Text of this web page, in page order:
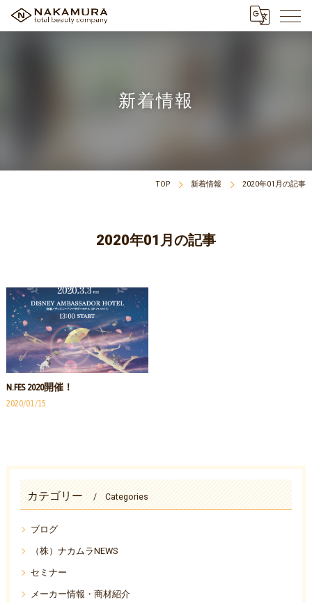
新着情報
TOP 新着情報 2020年01月の記事
2020年01月の記事
N.FES 2020開催！
2020/01/15
カテゴリー Categories
ブログ
（株）ナカムラNEWS
セミナー
メーカー情報・商材紹介